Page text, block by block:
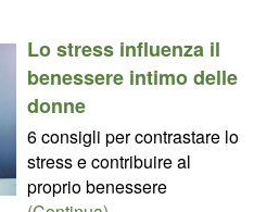
Lo stress influenza il
benessere intimo delle
donne
6 consigli per contrastare lo
stress e contribuire al
proprio benessere